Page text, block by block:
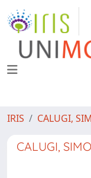
IRIS CALUGI,
CALUGI,